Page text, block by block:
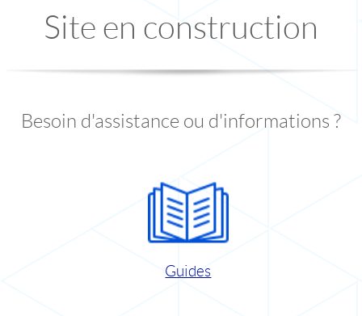
Site en construction
Besoin d'assistance ou d'informations ?
Guides